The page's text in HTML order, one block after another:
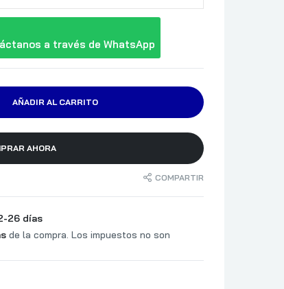
a través de WhatsApp
AÑADIR AL CARRITO
AHORA
COMPARTIR
26 días
de la compra. Los impuestos no son